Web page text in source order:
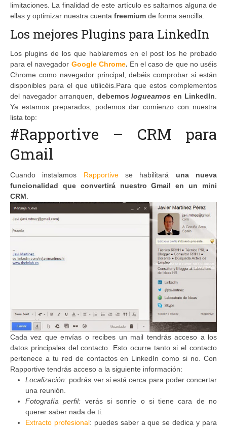
limitaciones. La finalidad de este artículo es saltarnos alguna de
ellas y optimizar nuestra cuenta freemium de forma sencilla.
Los mejores Plugins para LinkedIn
Los plugins de los que hablaremos en el post los he probado
para el navegador Google Chrome. En el caso de que no uséis
Chrome como navegador principal, debéis comprobar si están
disponibles para el que utilicéis.Para que estos complementos
del navegador arranquen, debemosloguearnosen LinkedIn
Ya estamos preparados, podemos dar comienzo con nuestra
lista top:
#Rapportive – CRM para
Gmail
Cuando instalamos Rapportivese habilitará una nueva
funcionalidad que convertirá nuestro Gmail en un mini
CRM
Cada vez que envías o recibes un mail tendrás acceso a los
datos principales del contacto. Esto ocurre tanto si el contacto
pertenece a tu red de contactos en LinkedIn como si no. Con
Rapportive tendrás acceso a la siguiente información:
Localización: podrás ver si está cerca para poder concertar
una reunión.
Fotografía perfil: verás si sonríe o si tiene cara de no
querer saber nada de ti.
Extracto profesional: puedes saber a que se dedica y para